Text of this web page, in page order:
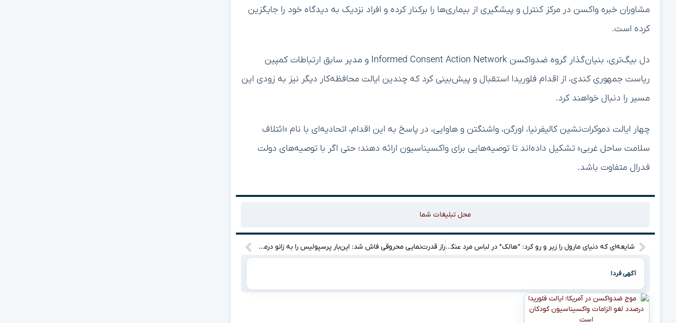
مشاوران خبره واکسن در مرکز کنترل و پیشگیری از بیماری‌ها را برکنار کرده و افراد نزدیک به دیدگاه خود را جایگزین
کرده است.
دل بیگ‌تری، بنیان‌گذار گروه ضدواکسن Informed Consent Action Network و مدیر سابق ارتباطات کمپین
ریاست جمهوری کندی، از اقدام فلوریدا استقبال و پیش‌بینی کرد که چندین ایالت محافظه‌کار دیگر نیز به زودی این
مسیر را دنبال خواهند کرد.
چهار ایالت دموکرات‌نشین کالیفرنیا، اورگن، واشنگتن و هاوایی، در پاسخ به این اقدام، اتحادیه‌ای با نام «ائتلاف
سلامت ساحل غربی» تشکیل داده‌اند تا توصیه‌هایی برای واکسیناسیون ارائه دهند؛ حتی اگر با توصیه‌های دولت
فدرال متفاوت باشد.
محل تبلیغات شما
شایعه‌ای که دنیای مارول را زیر و رو کرد: “هالک” در لباس مرد عنکبوتی؟ راز قدرت‌نمایی محروقی فاش شد: این‌بار پرسپولیس را به زانو درمی‌آوریم؟!”
آگهی فردا